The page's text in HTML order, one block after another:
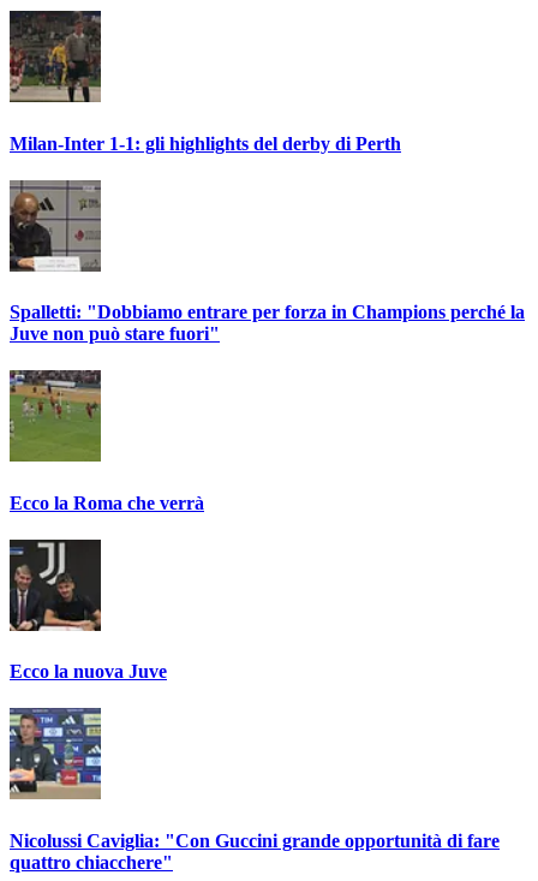
Milan-Inter 1-1: gli highlights del derby di Perth
Spalletti: "Dobbiamo entrare per forza in Champions perché la
Juve non può stare fuori"
Ecco la Roma che verrà
Ecco la nuova Juve
Nicolussi Caviglia: "Con Guccini grande opportunità di fare
quattro chiacchere"